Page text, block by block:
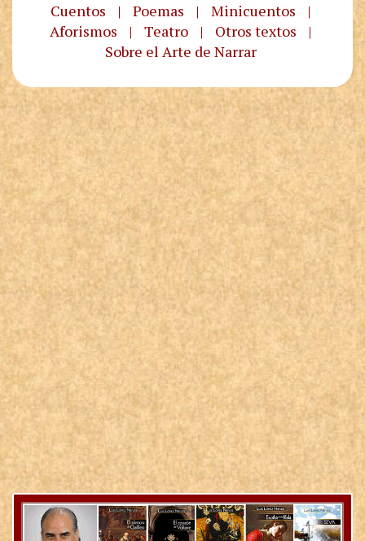
Cuentos | Poemas | Minicuentos
|
Aforismos
| Teatro | Otros textos
|
Sobre el Arte de Narrar